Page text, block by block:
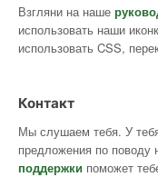
Взгляни на наше
использовать наши
использовать CSS,
Контакт
Мы слушаем тебя. У
предложения по поводу
поддержки поможет